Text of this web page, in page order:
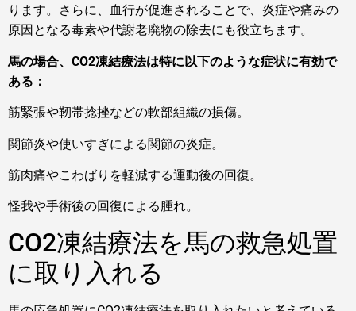
ります。さらに、血行が促進されることで、炎症や痛みの
原因となる毒素や代謝老廃物の除去にも役立ちます。
馬の場合、CO2凍結療法は特に以下のような症状に有効で
ある：
筋緊張や靭帯捻挫などの軟部組織の損傷。
関節炎や使いすぎによる関節の炎症。
筋肉痛やこわばりを軽減する運動後の回復。
怪我や手術後の回復による腫れ。
CO2凍結療法を馬の救急処置
に取り入れる